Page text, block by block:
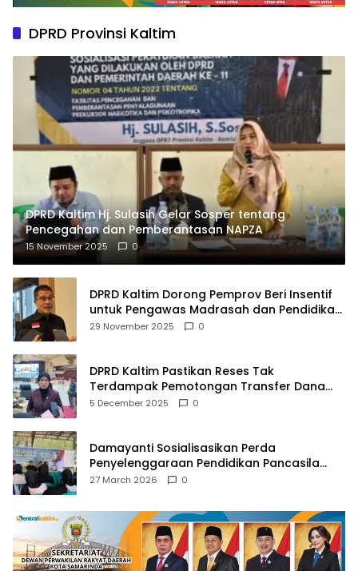
DPRD Provinsi Kaltim
DPRD Kaltim Hj. Sulasih Gelar Sosper tentang
Pencegahan dan Pemberantasan NAPZA
15 November 2025 0
DPRD Kaltim Dorong Pemprov Beri Insentif
untuk Pengawas Madrasah dan Pendidikan
Agama
29 November 2025 0
DPRD Kaltim Pastikan Reses Tak
Terdampak Pemotongan Transfer Dana
Pusat
5 December 2025 0
Damayanti Sosialisasikan Perda
Penyelenggaraan Pendidikan Pancasila
dan Wawasan Kebangsaan
27 March 2026 0